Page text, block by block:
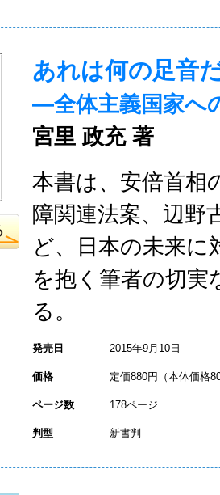
あれは何の足音
―全体主義国家へ
宮里 政充 著
本書は、安倍首相
障関連法案、辺野
ど、日本の未来に
を抱く筆者の切実
る。
発売日 2015年9月10日
価格 定価880円（本体価格
ページ数 178ページ
判型 新書判